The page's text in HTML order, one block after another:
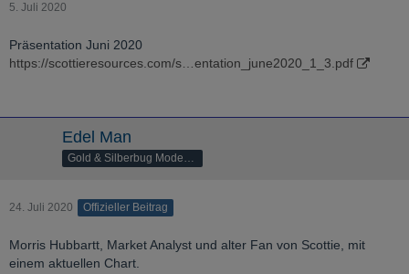
5. Juli 2020
Präsentation Juni 2020
https://scottieresources.com/s…entation_june2020_1_3.pdf
Edel Man
Gold & Silberbug Moderator
24. Juli 2020 Offizieller Beitrag
Morris Hubbartt, Market Analyst und alter Fan von Scottie, mit
einem aktuellen Chart.